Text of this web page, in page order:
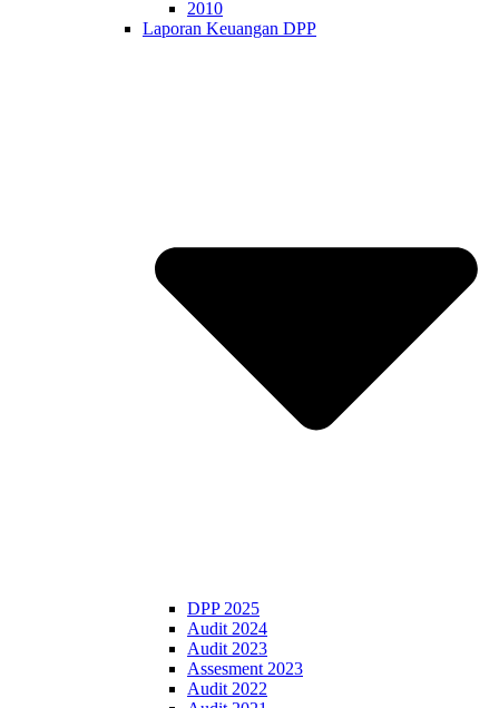
2010
Laporan Keuangan DPP
DPP 2025
Audit 2024
Audit 2023
Assesment 2023
Audit 2022